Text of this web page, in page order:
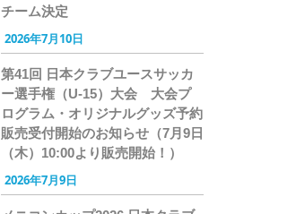
チーム決定
2026年7月10日
第41回 日本クラブユースサッカ
ー選手権（U-15）大会 大会プ
ログラム・オリジナルグッズ予約
販売受付開始のお知らせ（7月9日
（木）10:00より販売開始！）
2026年7月9日